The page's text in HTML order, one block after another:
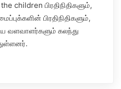
children பிரதிநிதிகளும்,
பிரதிநிதிகளும்,
வளவாளர்களும் கலந்து